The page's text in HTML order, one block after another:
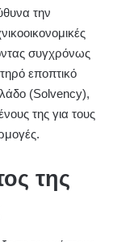
την
συγχρόνως
εποπτικό
(Solvency),
της για τους
της